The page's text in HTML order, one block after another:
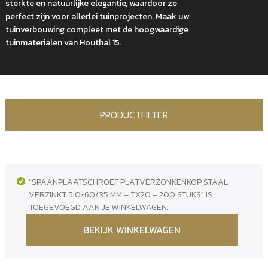
sterkte en natuurlijke elegantie, waardoor ze
perfect zijn voor allerlei tuinprojecten. Maak uw
tuinverbouwing compleet met de hoogwaardige
tuinmaterialen van Houthal 15.
PRODUCTFILTER
“SPAANPLAATSCHROEF PLATVERZONKENKOP STAAL
VERZINKT 5.0×60/35 MM – TX20 – 200 STUKS” IS
TOEGEVOEGD AAN JE WINKELWAGEN.
BEKIJK WINKELWAGEN